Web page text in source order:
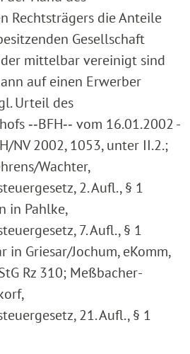
Rechtsträgers die Anteile
Gesellschaft
mittelbar vereinigt sind
auf einen Erwerber
Urteil des
‑‑BFH‑‑ vom 16.01.2002 -
NV 2002, 1053, unter II.2.;
Wachter,
2. Aufl., § 1
in Pahlke,
7. Aufl., § 1
in Griesar/Jochum, eKomm,
Rz 310; Meßbacher-
21. Aufl., § 1